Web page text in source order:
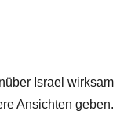
Israel wirksam
Ansichten geben.